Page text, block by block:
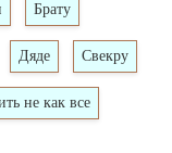
Брату
Дяде Свекру
не как все